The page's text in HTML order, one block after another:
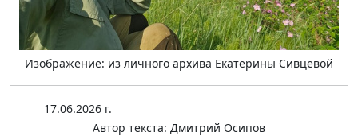
Изображение: из личного архива Екатерины Сивцевой
17.06.2026 г.
Автор текста: Дмитрий Осипов